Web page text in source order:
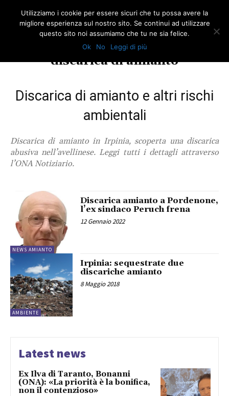
discarica di amianto
Discarica di amianto e altri rischi
ambientali
Discarica di amianto in Irpinia, scoperta una discarica
abusiva nell’avellinese. Leggi tutti i dettagli attraverso
l’ONA Notiziario.
NEWS AMIANTO
Discarica amianto a Pordenone,
l’ex sindaco Peruch frena
12 Gennaio 2022
AMBIENTE
Irpinia: sequestrate due
discariche amianto
8 Maggio 2018
Latest news
Ex Ilva di Taranto, Bonanni
(ONA): «La priorità è la bonifica,
non il contenzioso»
Utilizziamo i cookie per essere sicuri che tu possa avere la
migliore esperienza sul nostro sito. Se continui ad utilizzare
questo sito noi assumiamo che tu ne sia felice.
Ok
No Leggi di più